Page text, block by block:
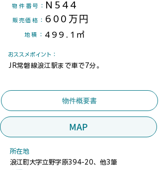
​販売価格： 600万円
物件番号 ： N544
地積 ： 499.1㎡
​おススメポイント：
JR常磐線浪江駅まで車で7分。
物件概要書
MAP
​所在地
浪江町大字立野字原394-20、他3筆